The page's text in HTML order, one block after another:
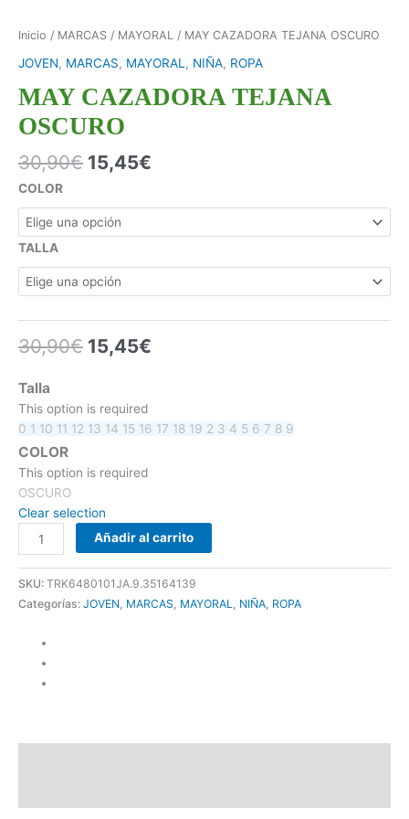
Inicio / MARCAS / MAYORAL / MAY CAZADORA TEJANA OSCURO
JOVEN, MARCAS, MAYORAL , NIÑA, ROPA
MAY CAZADORA TEJANA
OSCURO
30,90€ 15,45€
COLOR
TALLA
30,90€ 15,45€
Talla
This option is required
0 1 10 11 12 13 14 15 16 17 18 19 2 3 4 5 6 7 8 9
COLOR
This option is required
OSCURO
Clear selection
Añadir al carrito
SKU: TRK6480101JA.9.35164139
Categorías: JOVEN MARCAS MAYORAL NIÑA ROPA